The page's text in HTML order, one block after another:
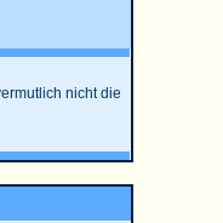
nicht die